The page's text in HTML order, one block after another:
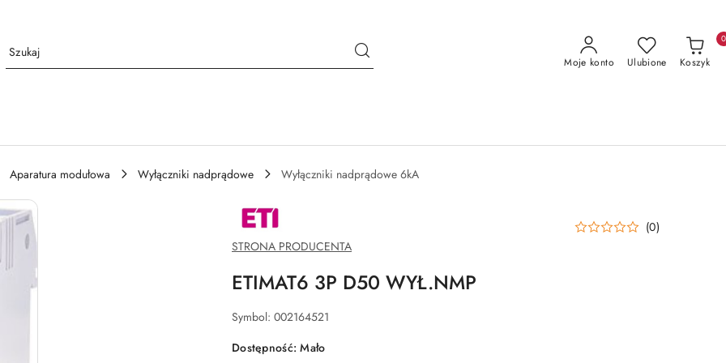
Moje konto Ulubione Koszyk
0
Aparatura modułowa Wyłączniki nadprądowe Wyłączniki nadprądowe 6kA
NAZWA
PRODUCENTA:
ETI
POLAM
SP.Z
STRONA PRODUCENTA
(0)
ETIMAT6 3P D50 WYŁ.NMP
Symbol: 002164521
Dostępność:Mało